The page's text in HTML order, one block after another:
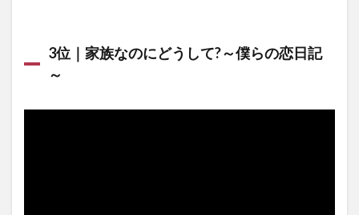
3位｜家族なのにどうして?～僕らの恋日記
～